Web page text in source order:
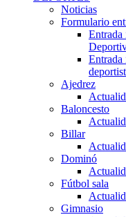
Noticias
Formulario
Entrada
Entrada
Ajedrez
Baloncesto
Billar
Dominó
Fútbol sala
Gimnasio